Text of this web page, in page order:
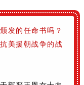
发的任命书吗？
美援朝战争的战